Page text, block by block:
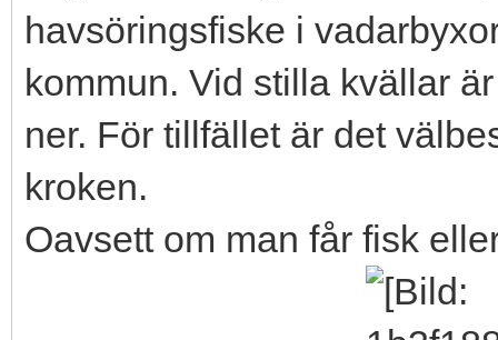
havsöringsfiske i
kommun. Vid stilla kvällar
ner. För tillfället är det
kroken.
Oavsett om man får fisk